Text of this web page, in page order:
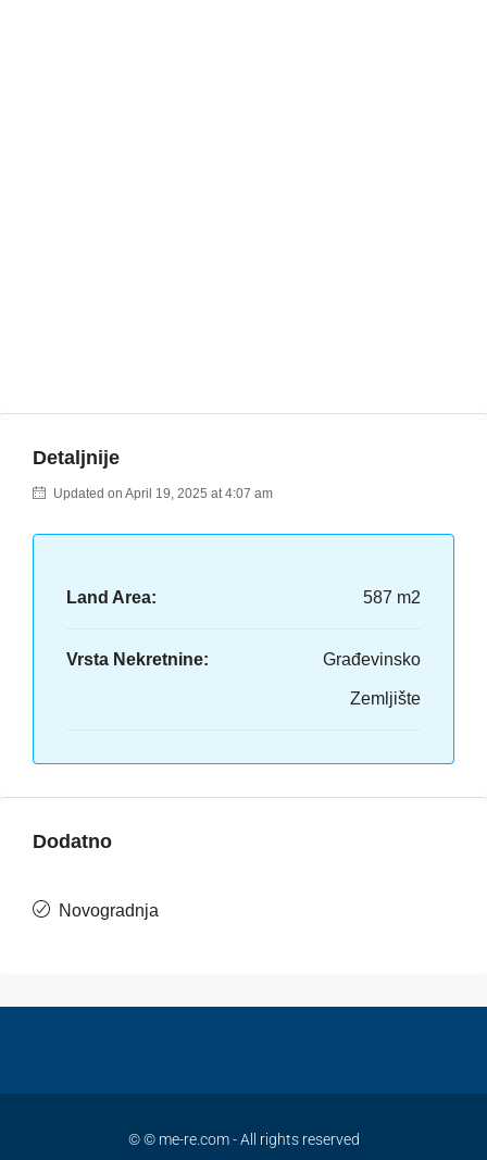
Detaljnije
Updated on April 19, 2025 at 4:07 am
Land Area: 587 m2
Vrsta Nekretnine: Građevinsko
Zemljište
Dodatno
Novogradnja
© © me-re.com - All rights reserved